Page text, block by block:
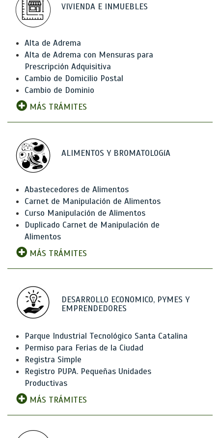
VIVIENDA E INMUEBLES
Alta de Adrema
Alta de Adrema con Mensuras para
Prescripción Adquisitiva
Cambio de Domicilio Postal
Cambio de Dominio
MÁS TRÁMITES
ALIMENTOS Y BROMATOLOGíA
Abastecedores de Alimentos
Carnet de Manipulación de Alimentos
Curso Manipulación de Alimentos
Duplicado Carnet de Manipulación de
Alimentos
MÁS TRÁMITES
DESARROLLO ECONOMICO, PYMES Y
EMPRENDEDORES
Parque Industrial Tecnológico Santa Catalina
Permiso para Ferias de la Ciudad
Registra Simple
Registro PUPA. Pequeñas Unidades
Productivas
MÁS TRÁMITES